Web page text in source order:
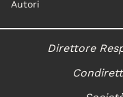
Autori
Direttore